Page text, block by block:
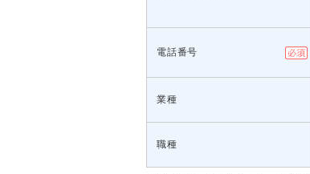
電話番号
業種
職種